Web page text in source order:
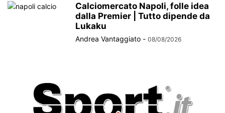
Calciomercato Napoli, folle idea
dalla Premier | Tutto dipende da
Lukaku
Andrea Vantaggiato - 08/08/2026